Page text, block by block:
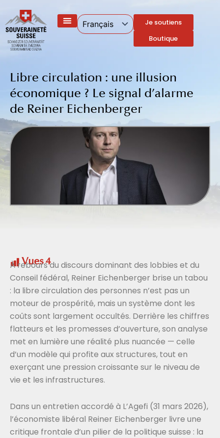
contenu
Je soutiens
Boutique
Libre circulation : une illusion
économique ? Le signal d’alarme
de Reiner Eichenberger
Vues4
À rebours du discours dominant des lobbies et du
Conseil fédéral, Reiner Eichenberger brise un tabou
: la libre circulation des personnes n’est pas un
moteur de prospérité, mais un système dont les
coûts sont largement occultés. Derrière les chiffres
flatteurs et les promesses d’ouverture, son analyse
met en lumière une réalité plus nuancée — celle
d’un modèle qui profite aux structures, tout en
exerçant une pression croissante sur le niveau de
vie et les infrastructures.
Dans un entretien accordé à L’Agefi (31 mars 2026),
l’économiste libéral Reiner Eichenberger livre une
critique frontale d’un pilier de la politique suisse : la